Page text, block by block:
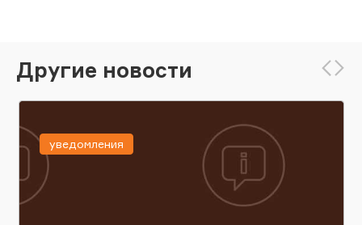
Другие новости
уведомления